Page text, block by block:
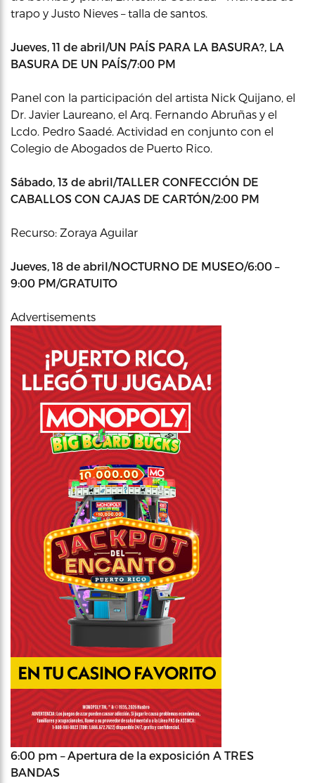
trapo y Justo Nieves – talla de santos.
Jueves, 11 de abril/UN PAÍS PARA LA BASURA?, LA
BASURA DE UN PAÍS/7:00 PM
Panel con la participación del artista Nick Quijano, el
Dr. Javier Laureano, el Arq. Fernando Abruñas y el
Lcdo. Pedro Saadé. Actividad en conjunto con el
Colegio de Abogados de Puerto Rico.
Sábado, 13 de abril/TALLER CONFECCIÓN DE
CABALLOS CON CAJAS DE CARTÓN/2:00 PM
Recurso: Zoraya Aguilar
Jueves, 18 de abril/NOCTURNO DE MUSEO/6:00 –
9:00 PM/GRATUITO
Advertisements
6:00 pm – Apertura de la exposición A TRES
BANDAS